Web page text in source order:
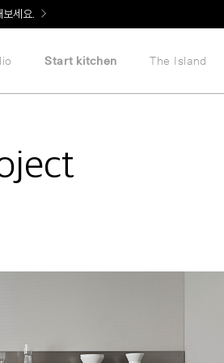
만원) 지급
Start kitchen The Island